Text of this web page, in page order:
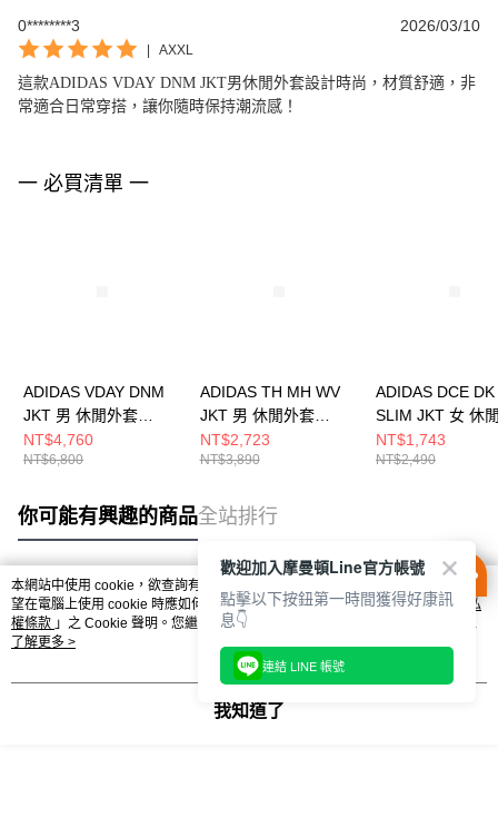
0********3
2026/03/10
| AXXL
這款ADIDAS VDAY DNM JKT男休閒外套設計時尚，材質舒適，非
常適合日常穿搭，讓你隨時保持潮流感！
一 必買清單 一
ADIDAS VDAY DNM
JKT 男 休閒外套
KT6363
NT$4,760
NT$6,800
ADIDAS TH MH WV
JKT 男 休閒外套
JZ8413
NT$2,723
NT$3,890
ADIDAS DCE DK
SLIM JKT 女 休
KX8909
NT$1,743
NT$2,490
你可能有興趣的商品全站排行
熱門標籤
本網站中使用 cookie，欲查詢有關本網站使用 cookie 方式之詳情，及若您不希
望在電腦上使用 cookie 時應如何變更電腦的 cookie 設定，請參閱本網站「
隱私
權條款 」之 Cookie 聲明。您繼續使用本網站即表示您同意本公司得按本網站使
用條款之 Cookie 聲明使用 cookie。
了解更多 >
我知道了
歡迎加入摩曼頓Line官方帳號
點擊以下按鈕第一時間獲得好康訊
息👇
連結 LINE 帳號